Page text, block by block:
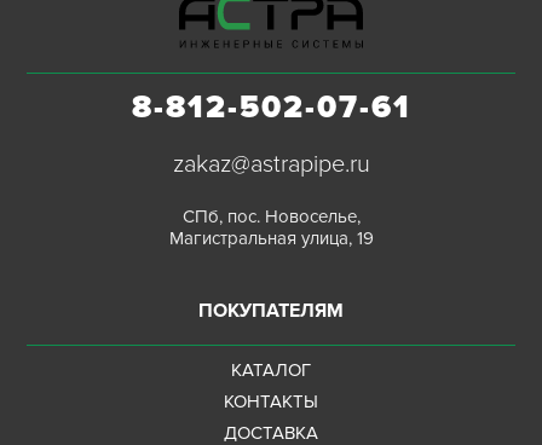
8-812-502-07-61
zakaz@astrapipe.ru
СПб, пос. Новоселье,
Магистральная улица, 19
ПОКУПАТЕЛЯМ
КАТАЛОГ
КОНТАКТЫ
ДОСТАВКА